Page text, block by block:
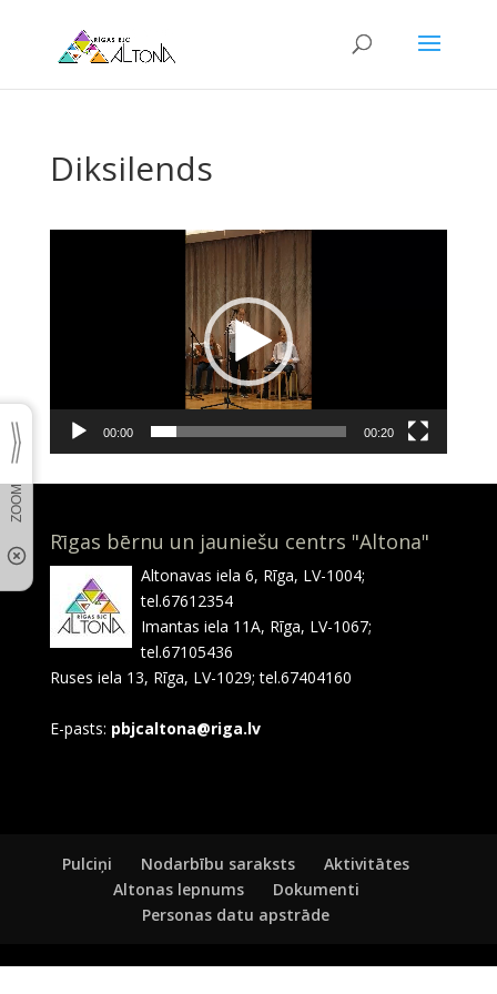
Diksilends
00:00 00:20
Rīgas bērnu un jauniešu centrs "Altona"
Altonavas iela 6, Rīga, LV-1004;
tel.67612354
Imantas iela 11A, Rīga, LV-1067;
tel.67105436
Ruses iela 13, Rīga, LV-1029; tel.67404160
E-pasts: pbjcaltona@riga.lv
Pulciņi Nodarbību saraksts
Aktivitātes
Altonas lepnums
Dokumenti
Personas datu apstrāde